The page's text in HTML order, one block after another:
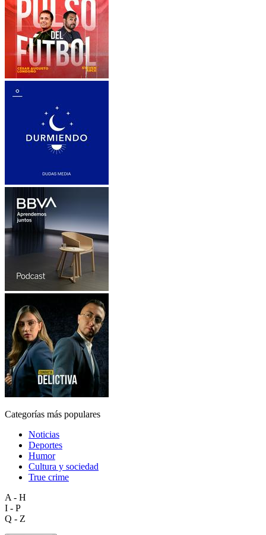
Categorías más populares
Noticias
Deportes
Humor
Cultura y sociedad
True crime
A - H
I - P
Q - Z